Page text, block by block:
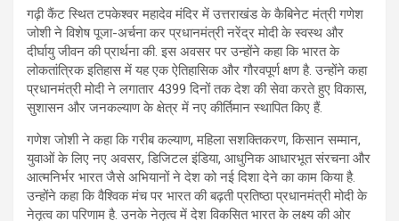
गढ़ी कैंट स्थित टपकेश्वर महादेव मंदिर में उत्तराखंड के कैबिनेट मंत्री गणेश
जोशी ने विशेष पूजा-अर्चना कर प्रधानमंत्री नरेंद्र मोदी के स्वस्थ और
दीर्घायु जीवन की प्रार्थना की. इस अवसर पर उन्होंने कहा कि भारत के
लोकतांत्रिक इतिहास में यह एक ऐतिहासिक और गौरवपूर्ण क्षण है. उन्होंने कहा
प्रधानमंत्री मोदी ने लगातार 4399 दिनों तक देश की सेवा करते हुए विकास,
सुशासन और जनकल्याण के क्षेत्र में नए कीर्तिमान स्थापित किए हैं.
गणेश जोशी ने कहा कि गरीब कल्याण, महिला सशक्तिकरण, किसान सम्मान,
युवाओं के लिए नए अवसर, डिजिटल इंडिया, आधुनिक आधारभूत संरचना और
आत्मनिर्भर भारत जैसे अभियानों ने देश को नई दिशा देने का काम किया है.
उन्होंने कहा कि वैश्विक मंच पर भारत की बढ़ती प्रतिष्ठा प्रधानमंत्री मोदी के
नेतृत्व का परिणाम है. उनके नेतृत्व में देश विकसित भारत के लक्ष्य की ओर